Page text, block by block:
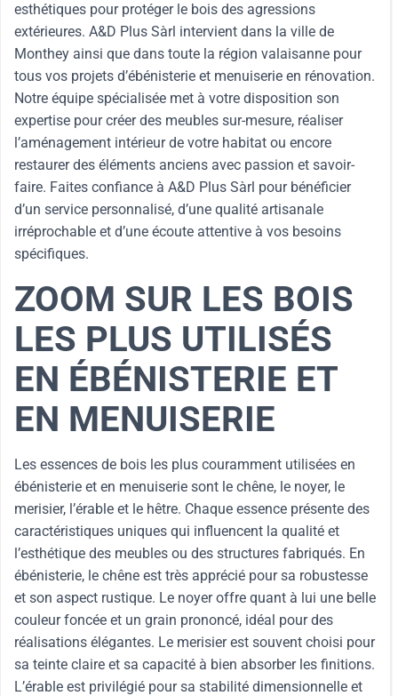
esthétiques pour protéger le bois des agressions
extérieures. A&D Plus Sàrl intervient dans la ville de
Monthey ainsi que dans toute la région valaisanne pour
tous vos projets d’ébénisterie et menuiserie en rénovation.
Notre équipe spécialisée met à votre disposition son
expertise pour créer des meubles sur-mesure, réaliser
l’aménagement intérieur de votre habitat ou encore
restaurer des éléments anciens avec passion et savoir-
faire. Faites confiance à A&D Plus Sàrl pour bénéficier
d’un service personnalisé, d’une qualité artisanale
irréprochable et d’une écoute attentive à vos besoins
spécifiques.
ZOOM SUR LES BOIS
LES PLUS UTILISÉS
EN ÉBÉNISTERIE ET
EN MENUISERIE
Les essences de bois les plus couramment utilisées en
ébénisterie et en menuiserie sont le chêne, le noyer, le
merisier, l’érable et le hêtre. Chaque essence présente des
caractéristiques uniques qui influencent la qualité et
l’esthétique des meubles ou des structures fabriqués. En
ébénisterie, le chêne est très apprécié pour sa robustesse
et son aspect rustique. Le noyer offre quant à lui une belle
couleur foncée et un grain prononcé, idéal pour des
réalisations élégantes. Le merisier est souvent choisi pour
sa teinte claire et sa capacité à bien absorber les finitions.
L’érable est privilégié pour sa stabilité dimensionnelle et